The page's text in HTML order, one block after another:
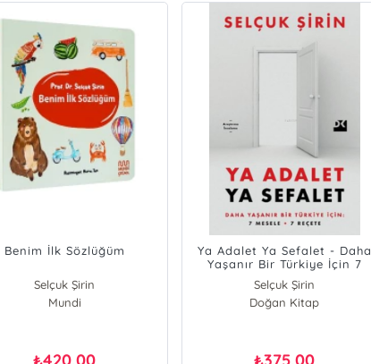
Benim İlk Sözlüğüm
Selçuk Şirin
Mundi
Ya Adalet Ya Sefalet - Daha
Yaşanır Bir Türkiye İçin 7
Mesele 7 Reçete
Selçuk Şirin
Doğan Kitap